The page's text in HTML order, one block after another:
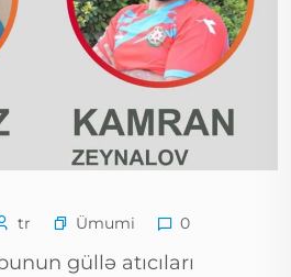
tr Ümumi 0
güllə atıcıları